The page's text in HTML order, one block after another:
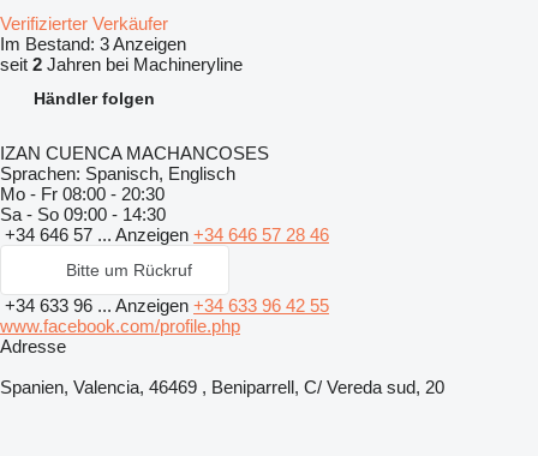
Verifizierter Verkäufer
Im Bestand: 3 Anzeigen
seit 2 Jahren bei Machineryline
Händler folgen
IZAN CUENCA MACHANCOSES
Sprachen: Spanisch, Englisch
Mo - Fr 08:00 - 20:30
Sa - So 09:00 - 14:30
+34 646 57 ... Anzeigen +34 646 57 28 46
Bitte um Rückruf
+34 633 96 ... Anzeigen +34 633 96 42 55
www.facebook.com/profile.php
Adresse
Spanien, Valencia, 46469 , Beniparrell, C/ Vereda sud, 20